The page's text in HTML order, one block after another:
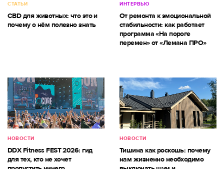
СТАТЬИ
CBD для животных: что это и
почему о нём полезно знать
ИНТЕРВЬЮ
От ремонта к эмоциональной
стабильности: как работает
программа «На пороге
перемен» от «Лемана ПРО»
НОВОСТИ
DDX Fitness FEST 2026: гид
для тех, кто не хочет
НОВОСТИ
Тишина как роскошь: почему
нам жизненно необходимо